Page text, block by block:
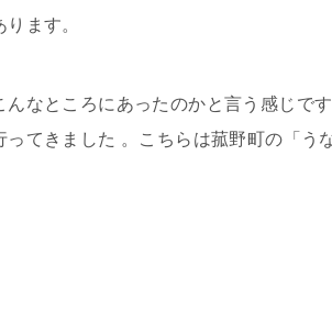
ます。
なところにあったのかと言う感じで
てきました 。こちらは菰野町の「う